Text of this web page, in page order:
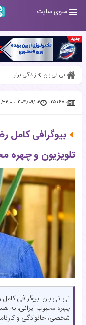
منوی سایت
نی نی بان زندگی برتر
۲۵۱۶۷۰ ۱۴۰۴/۰۹/۰۲ ۱۳:۳۲:۰۰
بیوگرافی کامل
تلویزیون و چهره
نی نی بان: بیوگرافی
چهره محبوب ایرانی، به
شخصی، خانوادگی و